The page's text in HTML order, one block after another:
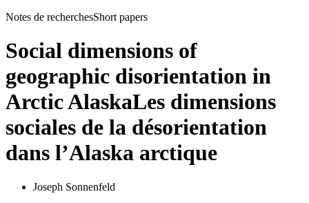
Notes de recherchesShort papers
Social dimensions of
geographic disorientation in
Arctic AlaskaLes dimensions
sociales de la désorientation
dans l’Alaska arctique
Joseph Sonnenfeld